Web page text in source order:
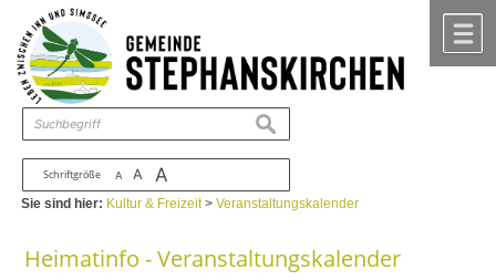
Zum Inhalt ,zur Navigation
Schriftgröße A A A
suchen
Sie sind hier: Kultur & Freizeit>Veranstaltungskalender
Heimatinfo - Veranstaltungskalender